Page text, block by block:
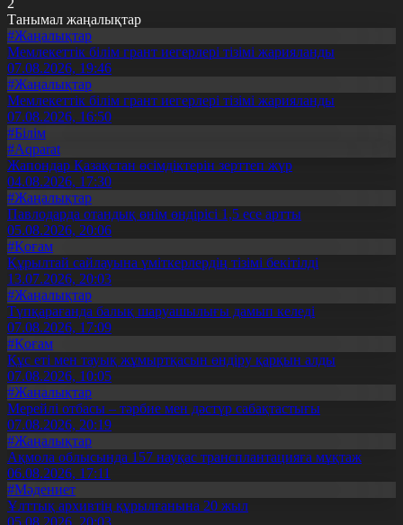
Танымал жаңалықтар
#Жаңалықтар
Мемлекеттік білім грант иегерлері тізімі жарияланды
07.08.2026, 19:46
#Жаңалықтар
Мемлекеттік білім грант иегерлері тізімі жарияланды
07.08.2026, 16:50
#Білім
#Aqparat
Жапондар Қазақстан өсімдіктерін зерттеп жүр
04.08.2026, 17:30
#Жаңалықтар
Павлодарда отандық өнім өндірісі 1,5 есе артты
05.08.2026, 20:06
#Қоғам
Құрылтай сайлауына үміткерлердің тізімі бекітілді
13.07.2026, 20:03
#Жаңалықтар
Түпқарағанда балық шаруашылығы дамып келеді
07.08.2026, 17:09
#Қоғам
Құс еті мен тауық жұмыртқасын өндіру қарқын алды
07.08.2026, 10:05
#Жаңалықтар
Мерейлі отбасы – тәрбие мен дәстүр сабақтастығы
07.08.2026, 20:19
#Жаңалықтар
Ақмола облысында 157 науқас трансплантацияға мұқтаж
06.08.2026, 17:11
#Мәдениет
Ұлттық архивтің құрылғанына 20 жыл
05.08.2026, 20:03